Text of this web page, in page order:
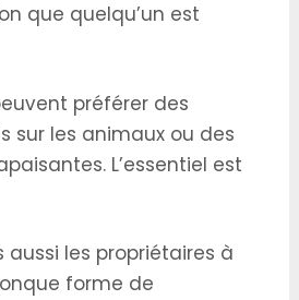
que quelqu’un est
préférer des
sur les animaux ou des
L’essentiel est
aussi les propriétaires à
forme de